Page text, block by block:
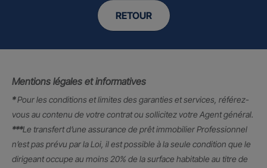
RETOUR
Mentions légales et informatives
*Pour les conditions et limites des garanties et services, référez-
vous au contenu de votre contrat ou sollicitez votre Agent général.
***Le transfert d’une assurance de prêt immobilier Professionnel
n’est pas prévu par la Loi, il est possible à la seule condition que le
dirigeant occupe au moins 20% de la surface habitable au titre de